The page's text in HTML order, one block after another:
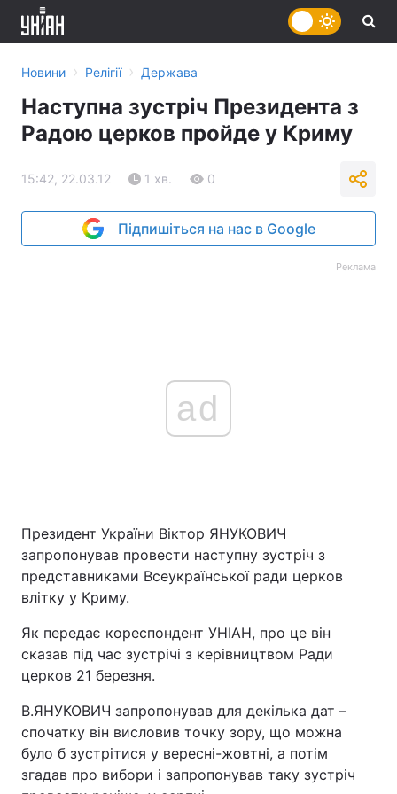
Новини › Релігії › Держава
Наступна зустріч Президента з
Радою церков пройде у Криму
15:42, 22.03.12 1 хв. 0
Підпишіться на нас в Google
Реклама
ad
Президент України Віктор ЯНУКОВИЧ
запропонував провести наступну зустріч з
представниками Всеукраїнської ради церков
влітку у Криму.
Як передає кореспондент УНІАН, про це він
сказав під час зустрічі з керівництвом Ради
церков 21 березня.
В.ЯНУКОВИЧ запропонував для декілька дат –
спочатку він висловив точку зору, що можна
було б зустрітися у вересні-жовтні, а потім
згадав про вибори і запропонував таку зустріч